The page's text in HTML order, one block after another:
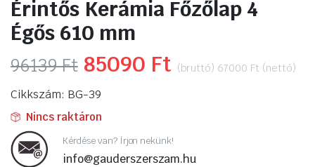
Érintős Kerámia Főzőlap 4
Égős 610 mm
96139Ft Original
price
was:
96139 Ft.
85090 Ft Current
85090 Ft.
(bruttó) 67000 Ft (nettó)
Cikkszám: BG-39
Nincs raktáron
Kérdése van? Írjon nekünk!
info@gauderszerszam.hu